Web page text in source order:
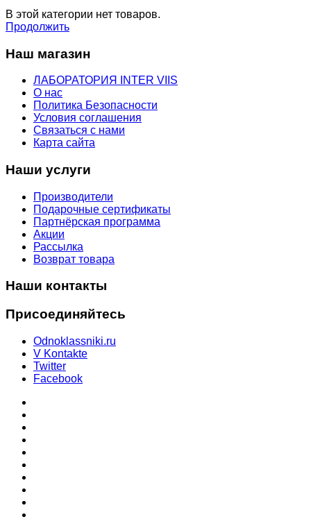
В этой категории нет товаров.
Продолжить
Наш магазин
ЛАБОРАТОРИЯ INTER VIIS
О нас
Политика Безопасности
Условия соглашения
Связаться с нами
Карта сайта
Наши услуги
Производители
Подарочные сертификаты
Партнёрская программа
Акции
Рассылка
Возврат товара
Наши контакты
Присоединяйтесь
Odnoklassniki.ru
V Kontakte
Twitter
Facebook